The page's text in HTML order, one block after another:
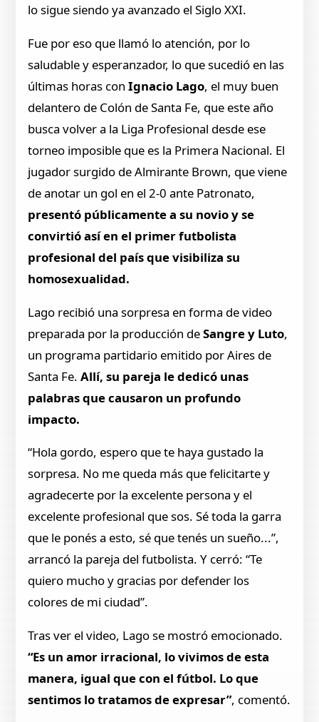
lo sigue siendo ya avanzado el Siglo XXI.
Fue por eso que llamó lo atención, por lo
saludable y esperanzador, lo que sucedió en las
últimas horas conIgnacio Lago, el muy buen
delantero de Colón de Santa Fe, que este año
busca volver a la Liga Profesional desde ese
torneo imposible que es la Primera Nacional. El
jugador surgido de Almirante Brown, que viene
de anotar un gol en el 2-0 ante Patronato,
presentó públicamente a su novio y se
convirtió así en el primer futbolista
profesional del país que visibiliza su
homosexualidad.
Lago recibió una sorpresa en forma de video
preparada por la producción deSangre y Luto,
un programa partidario emitido por Aires de
Santa Fe. Allí, su pareja le dedicó unas
palabras que causaron un profundo
impacto.
“Hola gordo, espero que te haya gustado la
sorpresa. No me queda más que felicitarte y
agradecerte por la excelente persona y el
excelente profesional que sos. Sé toda la garra
que le ponés a esto, sé que tenés un sueño...”,
arrancó la pareja del futbolista. Y cerró: “Te
quiero mucho y gracias por defender los
colores de mi ciudad”.
Tras ver el video, Lago se mostró emocionado.
“Es un amor irracional, lo vivimos de esta
manera, igual que con el fútbol. Lo que
sentimos lo tratamos de expresar”, comentó.